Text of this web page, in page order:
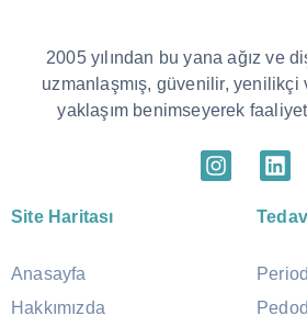
2005 yılından bu yana ağız ve
uzmanlaşmış, güvenilir, yenilikçi
yaklaşım benimseyerek
Site Haritası
Anasayfa
Hakkımızda